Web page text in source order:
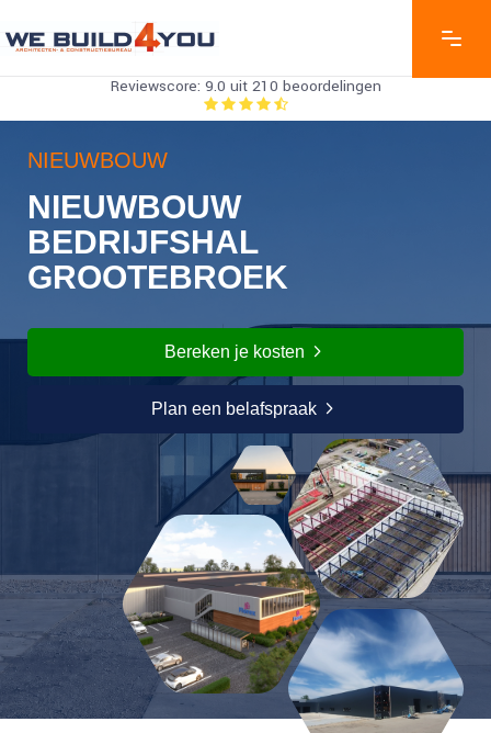
Reviewscore: 9.0 uit 210 beoordelingen
NIEUWBOUW
NIEUWBOUW
BEDRIJFSHAL
GROOTEBROEK
Bereken je kosten
Plan een belafspraak